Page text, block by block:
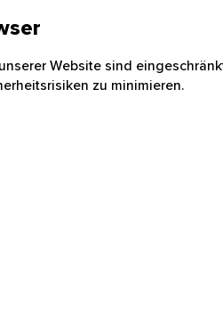
Website sind
zu minimieren.